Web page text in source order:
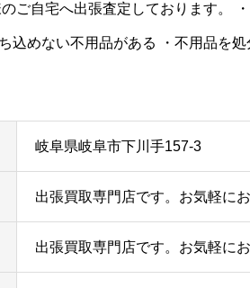
ご自宅へ出張査定しております。
込めない不用品がある ・不用品を
岐阜県岐阜市下川手157-3
出張買取専門店です。お気軽に
出張買取専門店です。お気軽に